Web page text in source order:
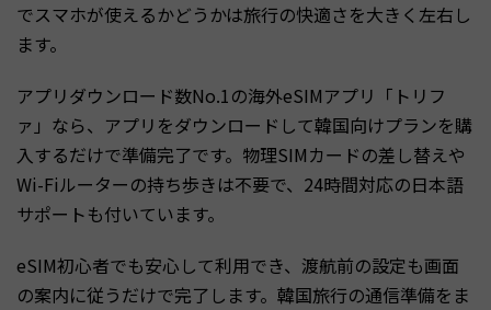
でスマホが使えるかどうかは旅行の快適さを大きく左右し
ます。
アプリダウンロード数No.1の海外eSIMアプリ「トリフ
ァ」なら、アプリをダウンロードして韓国向けプランを購
入するだけで準備完了です。物理SIMカードの差し替えや
Wi-Fiルーターの持ち歩きは不要で、24時間対応の日本語
サポートも付いています。
eSIM初心者でも安心して利用でき、渡航前の設定も画面
の案内に従うだけで完了します。韓国旅行の通信準備をま